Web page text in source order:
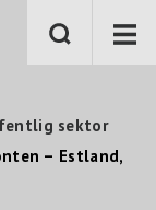
sektor
– Estland,